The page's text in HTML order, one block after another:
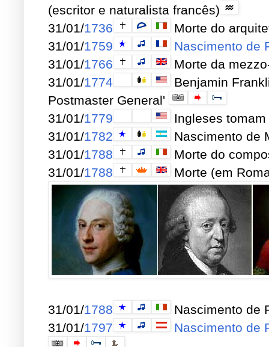
(escritor e naturalista francês)
31/01/1736
Morte do
31/01/1759
Nascimento de
31/01/1766
Morte da
31/01/1774
Benjamin
Postmaster General'
31/01/1779
Ingleses
31/01/1782
Nascimento de
31/01/1788
Morte do
31/01/1788 Morte (em
31/01/1788
Nascimento de
31/01/1797 Nascimento de